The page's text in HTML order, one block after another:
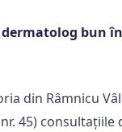
dermatolog bun
din Râmnicu
45) consultațiile